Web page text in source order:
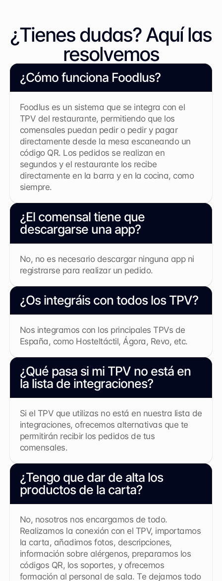
¿Tienes dudas? Aquí las
resolvemos
¿Cómo funciona Foodlus?
Foodlus es un sistema que se integra con el
TPV del restaurante, permitiendo que los
comensales puedan pedir o pedir y pagar
directamente desde la mesa escaneando un
código QR. Los pedidos se realizan en
segundos y el restaurante los recibe
directamente en la barra y en la cocina, como
siempre.
¿El comensal tiene que
descargarse una app?
No, no es necesario descargar ninguna app ni
registrarse para realizar un pedido.
¿Os integráis con todos los TPV?
Nos integramos con los principales TPVs de
España, como Hosteltáctil, Ágora, Revo, etc.
¿Qué pasa si mi TPV no está en
la lista de integraciones?
Si el TPV que utilizas no está en nuestra lista de
integraciones, ofrecemos alternativas que te
permitirán recibir los pedidos de tus
comensales.
¿Tengo que dar de alta los
productos de la carta?
No, nosotros nos encargamos de todo.
Realizamos la conexión con el TPV, importamos
la carta, añadimos fotos, descripciones,
información sobre alérgenos, preparamos los
códigos QR, los soportes, y ofrecemos
formación al personal de sala. Te dejamos todo